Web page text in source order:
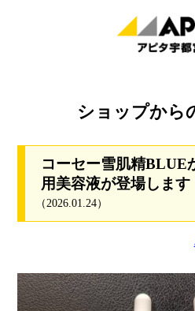
ショップから
コーセー雪肌精BLUE
用美容液が登場します
（2026.01.24）